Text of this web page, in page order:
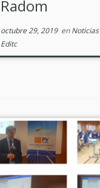
Radom
octubre 29, 2019enNoticias
Editc